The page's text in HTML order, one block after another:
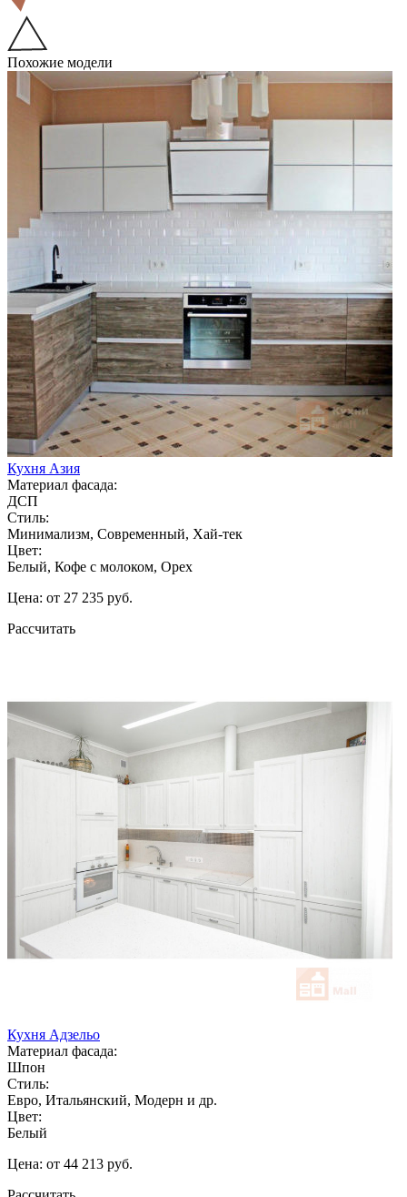
Похожие модели
Кухня Азия
Материал фасада:
ДСП
Стиль:
Минимализм, Современный, Хай-тек
Цвет:
Белый, Кофе с молоком, Орех
Цена: от 27 235 руб.
Рассчитать
Кухня Адзельо
Материал фасада:
Шпон
Стиль:
Евро, Итальянский, Модерн и др.
Цвет:
Белый
Цена: от 44 213 руб.